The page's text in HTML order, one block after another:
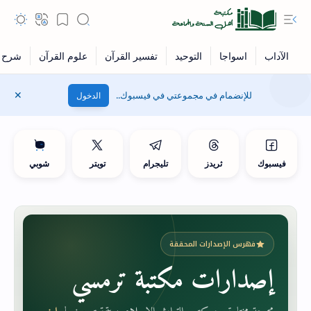
للإنضمام في مجموعتي في فيسبوك.. الدخول
فيسبوك ثريدز تليجرام تويتر شوبي
فهرس الإصدارات المحققة
إصدارات مكتبة ترمسي